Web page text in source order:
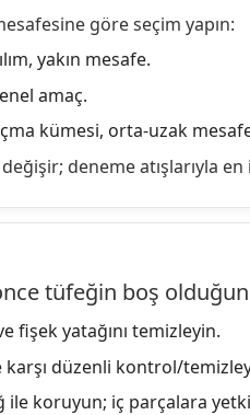
göre seçim yapın:
yakın mesafe.
amaç.
kümesi, orta-uzak
deneme atışlarıyla
tüfeğin boş
fişek yatağını temizleyin.
düzenli kontrol/
koruyun; iç parçalara